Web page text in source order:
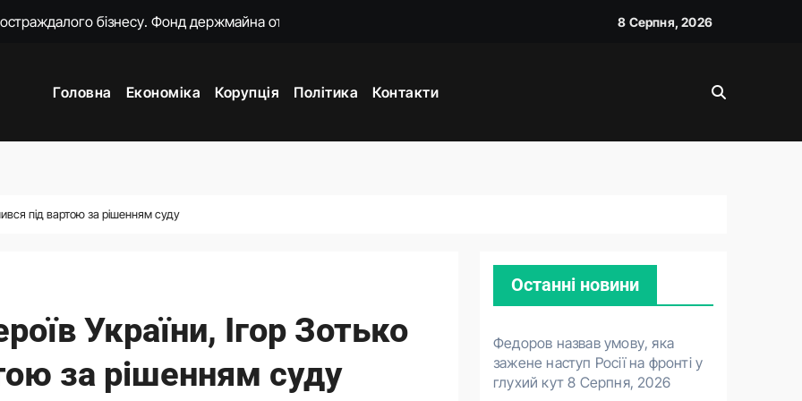
замість килимків лежать російські прапори (відео)
18-ї річниці вторгнення РФ у Грузію
8 Серпня, 2026
Головна Економіка Корупція Політика Контакти
під вартою за рішенням суду
України, Ігор Зотько
за рішенням суду
Останні новини
Федоров назвав умову, яка
зажене наступ Росії на фронті у
глухий кут 8 Серпня, 2026